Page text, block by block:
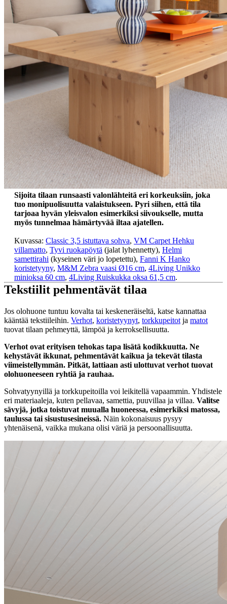
Sijoita tilaan runsaasti valonlähteitä eri korkeuksiin, joka
tuo monipuolisuutta valaistukseen. Pyri siihen, että tila
tarjoaa hyvän yleisvalon esimerkiksi siivoukselle, mutta
myös tunnelmaa hämärtyvää iltaa ajatellen.
Kuvassa: Classic 3,5 istuttava sohva, VM Carpet Hehku
villamatto, Tyvi ruokapöytä (jalat lyhennetty), Helmi
samettirahi (kyseinen väri jo lopetettu), Fanni K Hanko
koristetyyny, M&M Zebra vaasi Ø16 cm, 4Living Unikko
minioksa 60 cm, 4Living Ruiskukka oksa 61,5 cm.
Tekstiilit pehmentävät tilaa
Jos olohuone tuntuu kovalta tai keskeneräiseltä, katse kannattaa
kääntää tekstiileihin. Verhot, koristetyynyt, torkkupeitot ja matot
tuovat tilaan pehmeyttä, lämpöä ja kerroksellisuutta.
Verhot ovat erityisen tehokas tapa lisätä kodikkuutta. Ne
kehystävät ikkunat, pehmentävät kaikua ja tekevät tilasta
viimeistellymmän. Pitkät, lattiaan asti ulottuvat verhot tuovat
olohuoneeseen ryhtiä ja rauhaa.
Sohvatyynyillä ja torkkupeitoilla voi leikitellä vapaammin. Yhdistele
eri materiaaleja, kuten pellavaa, samettia, puuvillaa ja villaa. Valitse
sävyjä, jotka toistuvat muualla huoneessa, esimerkiksi matossa,
taulussa tai sisustusesineissä. Näin kokonaisuus pysyy
yhtenäisenä, vaikka mukana olisi väriä ja persoonallisuutta.